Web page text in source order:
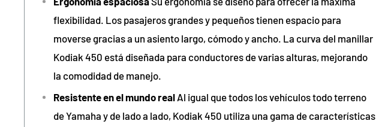
flexibilidad. Los pasajeros grandes y pequeños tienen espacio para
moverse gracias a un asiento largo, cómodo y ancho. La curva del manillar
Kodiak 450 está diseñada para conductores de varias alturas, mejorando
la comodidad de manejo.
Resistente en el mundo real Al igual que todos los vehículos todo terreno
de Yamaha y de lado a lado, Kodiak 450 utiliza una gama de características